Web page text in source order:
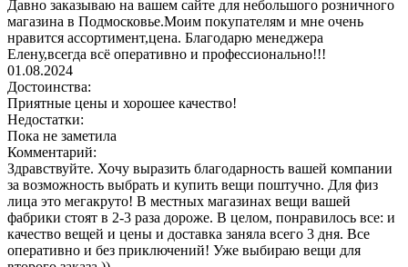
Давно заказываю на вашем сайте для небольшого розничного
магазина в Подмосковье.Моим покупателям и мне очень
нравится ассортимент,цена. Благодарю менеджера
Елену,всегда всё оперативно и профессионально!!!
01.08.2024
Достоинства:
Приятные цены и хорошее качество!
Недостатки:
Пока не заметила
Комментарий:
Здравствуйте. Хочу выразить благодарность вашей компании
за возможность выбрать и купить вещи поштучно. Для физ
лица это мегакруто! В местных магазинах вещи вашей
фабрики стоят в 2-3 раза дороже. В целом, понравилось все: и
качество вещей и цены и доставка заняла всего 3 дня. Все
оперативно и без приключений! Уже выбираю вещи для